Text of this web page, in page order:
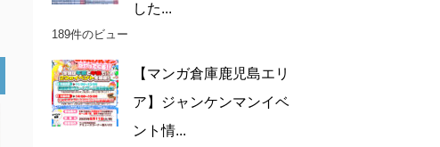
した...
189件のビュー
【マンガ倉庫鹿児島エリ
ア】ジャンケンマンイベ
ント情...